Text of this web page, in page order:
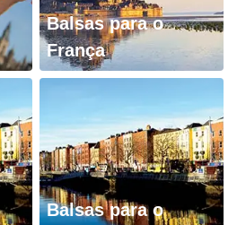
Balsas para o
França
Balsas para o